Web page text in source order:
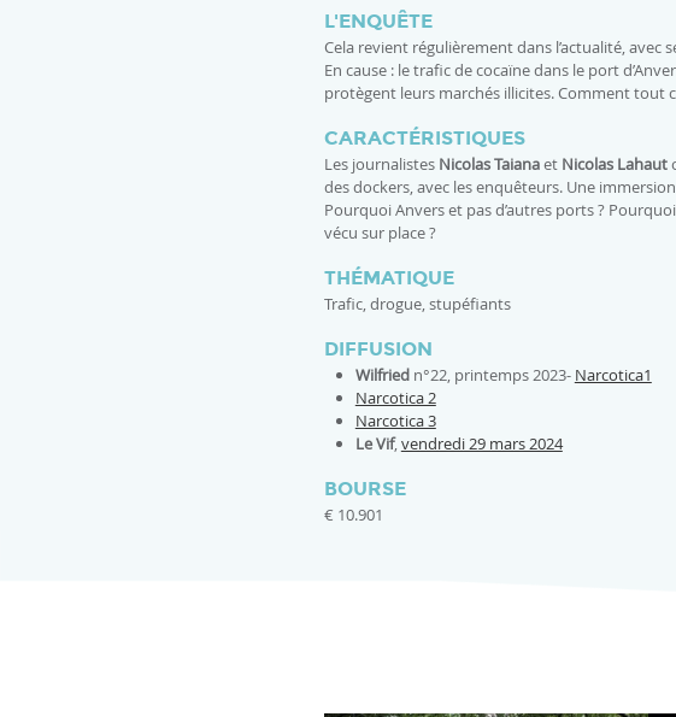
L'ENQUÊTE
Cela revient régulièrement dans l’actualité, avec
En cause : le trafic de cocaïne dans le port
protègent leurs marchés illicites. Comment tout
CARACTÉRISTIQUES
Les journalistes Nicolas TaianaetNicolas Lahaut
des dockers, avec les enquêteurs. Une
Pourquoi Anvers et pas d’autres ports ?
vécu sur place ?
THÉMATIQUE
Trafic, drogue, stupéfiants
DIFFUSION
Wilfriedn°22, printemps 2023- Narcotica1
Narcotica 2
Narcotica 3
Le Vif,vendredi 29 mars 2024
BOURSE
€ 10.901